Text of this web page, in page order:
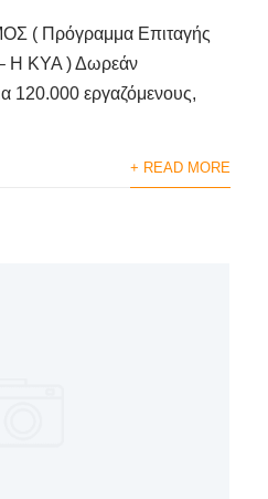
( Πρόγραμμα Επιταγής
– Η ΚΥΑ ) Δωρεάν
120.000 εργαζόμενους,
+ READ MORE